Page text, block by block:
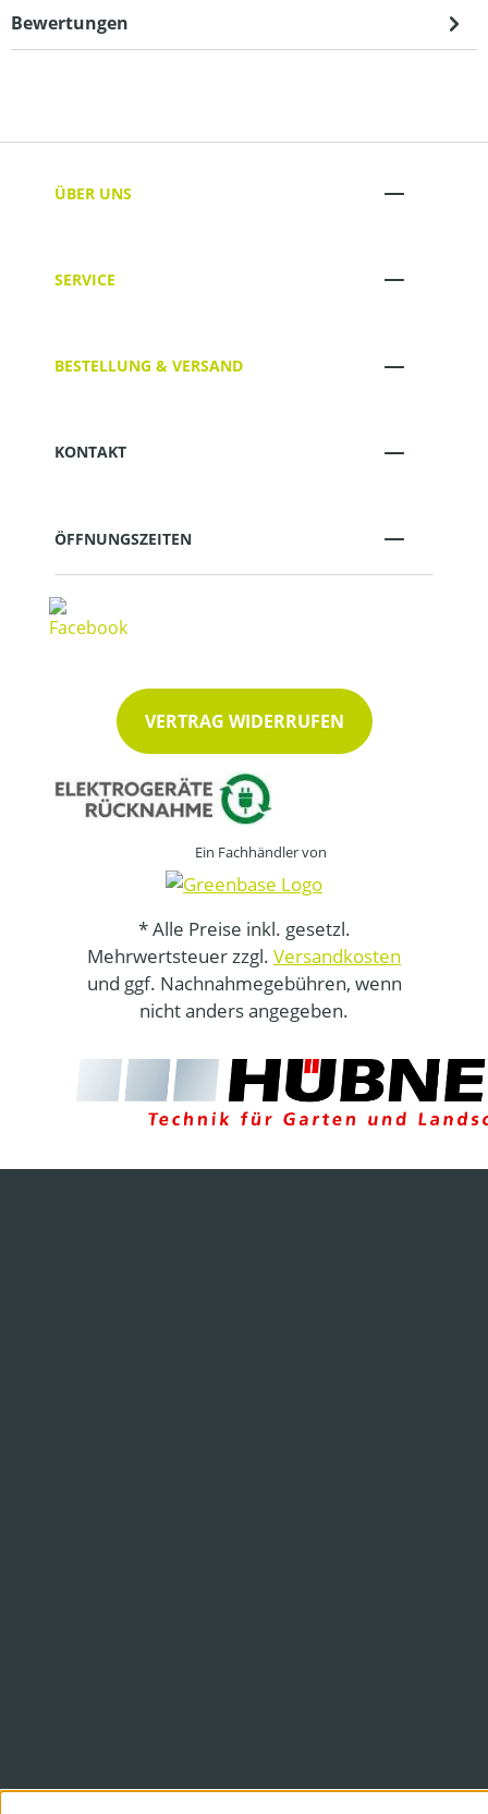
Bewertungen
ÜBER UNS
SERVICE
BESTELLUNG & VERSAND
KONTAKT
ÖFFNUNGSZEITEN
VERTRAG WIDERRUFEN
Ein Fachhändler von
* Alle Preise inkl. gesetzl.
Mehrwertsteuer zzgl. Versandkosten
und ggf. Nachnahmegebühren, wenn
nicht anders angegeben.